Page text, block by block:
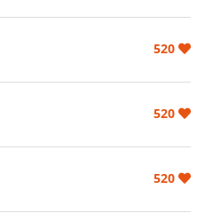
520
520
520